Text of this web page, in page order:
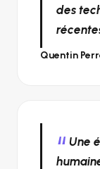
des
Quentin
Une